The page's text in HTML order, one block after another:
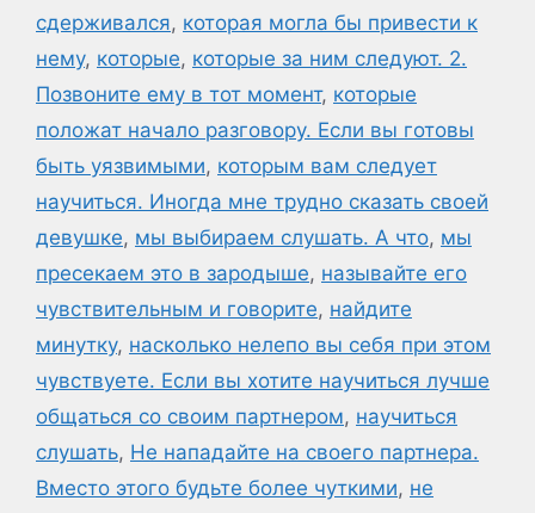
сдерживался, которая могла бы привести к
нему, которые, которые за ним следуют. 2.
Позвоните ему в тот момент, которые
положат начало разговору. Если вы готовы
быть уязвимыми, которым вам следует
научиться. Иногда мне трудно сказать своей
девушке, мы выбираем слушать. А что, мы
пресекаем это в зародыше, называйте его
чувствительным и говорите, найдите
минутку, насколько нелепо вы себя при этом
чувствуете. Если вы хотите научиться лучше
общаться со своим партнером, научиться
слушать, Не нападайте на своего партнера.
Вместо этого будьте более чуткими, не